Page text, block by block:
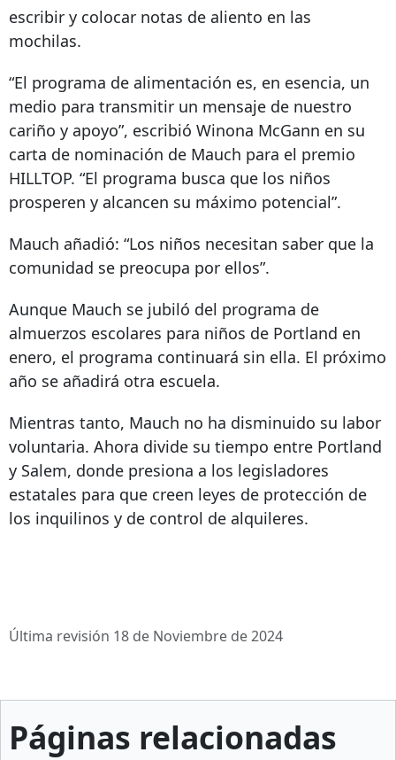
escribir y colocar notas de aliento en las
mochilas.
“El programa de alimentación es, en esencia, un
medio para transmitir un mensaje de nuestro
cariño y apoyo”, escribió Winona McGann en su
carta de nominación de Mauch para el premio
HILLTOP. “El programa busca que los niños
prosperen y alcancen su máximo potencial”.
Mauch añadió: “Los niños necesitan saber que la
comunidad se preocupa por ellos”.
Aunque Mauch se jubiló del programa de
almuerzos escolares para niños de Portland en
enero, el programa continuará sin ella. El próximo
año se añadirá otra escuela.
Mientras tanto, Mauch no ha disminuido su labor
voluntaria. Ahora divide su tiempo entre Portland
y Salem, donde presiona a los legisladores
estatales para que creen leyes de protección de
los inquilinos y de control de alquileres.
Última revisión 18 de Noviembre de 2024
Páginas relacionadas